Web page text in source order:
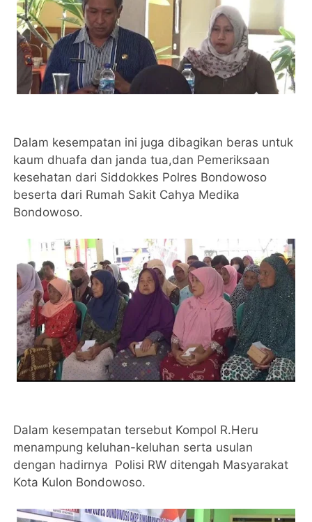
Dalam kesempatan ini juga dibagikan beras untuk
kaum dhuafa dan janda tua,dan Pemeriksaan
kesehatan dari Siddokkes Polres Bondowoso
beserta dari Rumah Sakit Cahya Medika
Bondowoso.
Dalam kesempatan tersebut Kompol R.Heru
menampung keluhan-keluhan serta usulan
dengan hadirnya Polisi RW ditengah Masyarakat
Kota Kulon Bondowoso.